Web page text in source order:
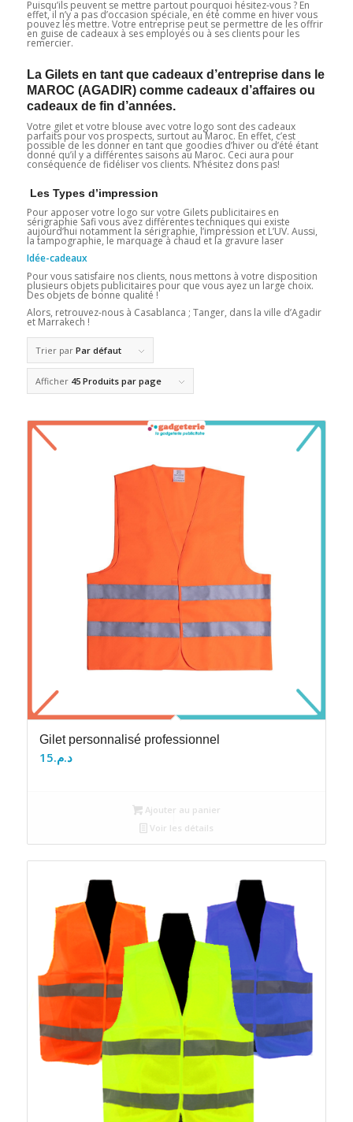
Puisqu’ils peuvent se mettre partout pourquoi hésitez-vous ? En
effet, il n’y a pas d’occasion spéciale, en été comme en hiver vous
pouvez les mettre. Votre entreprise peut se permettre de les offrir
en guise de cadeaux à ses employés ou à ses clients pour les
remercier.
La Gilets en tant que cadeaux d’entreprise dans le
MAROC (AGADIR) comme cadeaux d’affaires ou
cadeaux de fin d’années.
Votre gilet et votre blouse avec votre logo sont des cadeaux
parfaits pour vos prospects, surtout au Maroc. En effet, c’est
possible de les donner en tant que goodies d’hiver ou d’été étant
donné qu’il y a différentes saisons au Maroc. Ceci aura pour
conséquence de fidéliser vos clients. N’hésitez dons pas!
Les Types d’impression
Pour apposer votre logo sur votre Gilets publicitaires en
sérigraphie Safi vous avez différentes techniques qui existe
aujourd’hui notamment la sérigraphie, l’impression et L’UV. Aussi,
la tampographie, le marquage à chaud et la gravure laser
Idée-cadeaux
Pour vous satisfaire nos clients, nous mettons à votre disposition
plusieurs objets publicitaires pour que vous ayez un large choix.
Des objets de bonne qualité !
Alors, retrouvez-nous à Casablanca ; Tanger, dans la ville d’Agadir
et Marrakech !
Trier par Par défaut
Afficher 45 Produits par page
Gilet personnalisé professionnel
د.م.15
Ajouter au panier
Voir les détails